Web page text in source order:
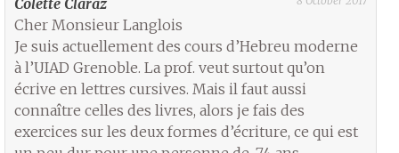
Colette Claraz
Cher Monsieur Langlois
Je suis actuellement des cours d’Hebreu moderne
à l’UIAD Grenoble. La prof. veut surtout qu’on
écrive en lettres cursives. Mais il faut aussi
connaître celles des livres, alors je fais des
exercices sur les deux formes d’écriture, ce qui est